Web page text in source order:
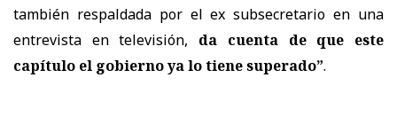
también respaldada por el ex subsecretario en una
entrevista en televisión, da cuenta de que este
capítulo el gobierno ya lo tiene superado”.